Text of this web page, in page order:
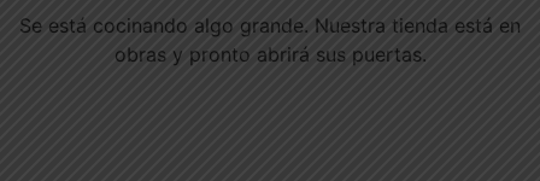
Se está cocinando algo grande. Nuestra tienda está en
obras y pronto abrirá sus puertas.